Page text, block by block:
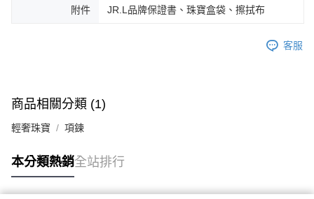
附件 JR.L品牌保證書、珠寶盒袋、擦拭布
客服
商品相關分類 (1)
輕奢珠寶 項鍊
本分類熱銷全站排行